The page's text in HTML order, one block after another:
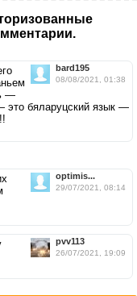
bard195
08/08/2021, 01:38
—
это бяларуцский язык —
optimis...
29/07/2021, 08:14
pvv113
26/07/2021, 19:09